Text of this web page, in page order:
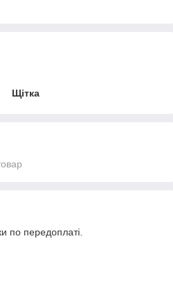
Щітка
по передоплаті.